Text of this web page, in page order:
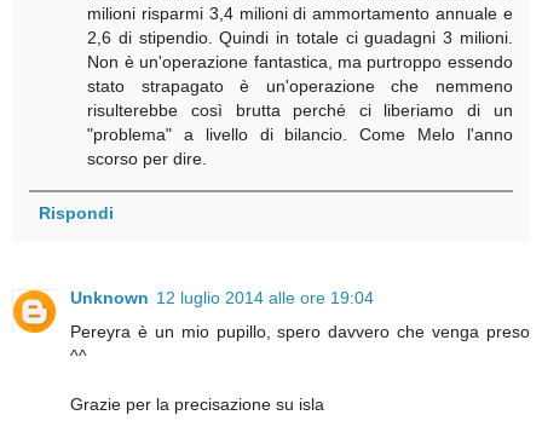
milioni risparmi 3,4 milioni di ammortamento annuale e
2,6 di stipendio. Quindi in totale ci guadagni 3 milioni.
Non è un'operazione fantastica, ma purtroppo essendo
stato strapagato è un'operazione che nemmeno
risulterebbe così brutta perché ci liberiamo di un
"problema" a livello di bilancio. Come Melo l'anno
scorso per dire.
Rispondi
Unknown 12 luglio 2014 alle ore 19:04
Pereyra è un mio pupillo, spero davvero che venga preso
^^
Grazie per la precisazione su isla